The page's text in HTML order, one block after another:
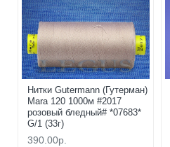
Нитки Gutermann (Гутерман)
Mara 120 1000м #2017
розовый бледный# *07683*
G/1 (33г)
390.00р.